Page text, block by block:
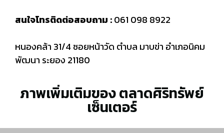
สนใจโทรติดต่อสอบถาม :061 098 8922
หนองคล้า 31/4 ซอยหน้าวัด ตำบล มาบข่า อำเภอนิคม
พัฒนา ระยอง 21180
ภาพเพิ่มเติมของ ตลาดศิริทรัพย์
เซ็นเตอร์